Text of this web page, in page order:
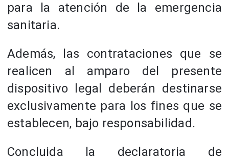
para la atención de la emergencia
sanitaria.
Además, las contrataciones que se
realicen al amparo del presente
dispositivo legal deberán destinarse
exclusivamente para los fines que se
establecen, bajo responsabilidad.
Concluida la declaratoria de